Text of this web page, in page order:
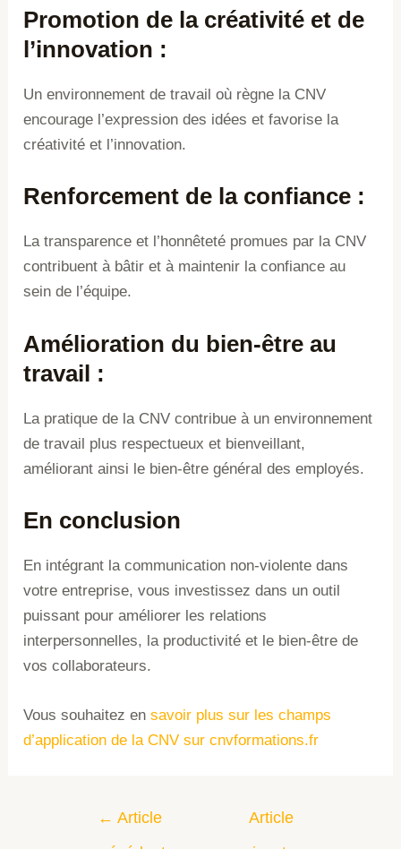
Promotion de la créativité et de
l’innovation :
Un environnement de travail où règne la CNV
encourage l’expression des idées et favorise la
créativité et l’innovation.
Renforcement de la confiance :
La transparence et l’honnêteté promues par la CNV
contribuent à bâtir et à maintenir la confiance au
sein de l’équipe.
Amélioration du bien-être au
travail :
La pratique de la CNV contribue à un environnement
de travail plus respectueux et bienveillant,
améliorant ainsi le bien-être général des employés.
En conclusion
En intégrant la communication non-violente dans
votre entreprise, vous investissez dans un outil
puissant pour améliorer les relations
interpersonnelles, la productivité et le bien-être de
vos collaborateurs.
Vous souhaitez en savoir plus sur les champs
d’application de la CNV sur cnvformations.fr
← Article
Article